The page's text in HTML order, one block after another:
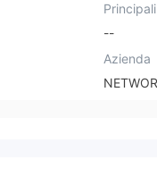
--
Azienda